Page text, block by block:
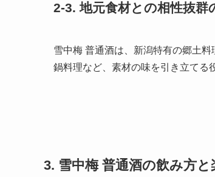
2-3. 地元食材との相性抜群
雪中梅 普通酒は、新潟特有の郷土
鍋料理など、素材の味を引き立てる
3. 雪中梅 普通酒の飲み方